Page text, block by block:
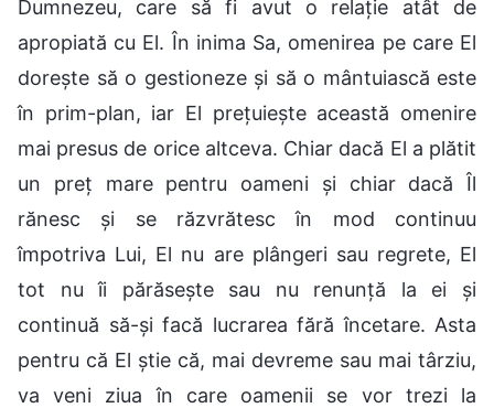
Dumnezeu, care să fi avut o relație atât de
apropiată cu El. În inima Sa, omenirea pe care El
dorește să o gestioneze și să o mântuiască este
în prim-plan, iar El prețuiește această omenire
mai presus de orice altceva. Chiar dacă El a plătit
un preț mare pentru oameni și chiar dacă Îl
rănesc și se răzvrătesc în mod continuu
împotriva Lui, El nu are plângeri sau regrete, El
tot nu îi părăsește sau nu renunță la ei și
continuă să-și facă lucrarea fără încetare. Asta
pentru că El știe că, mai devreme sau mai târziu,
va veni ziua în care oamenii se vor trezi la